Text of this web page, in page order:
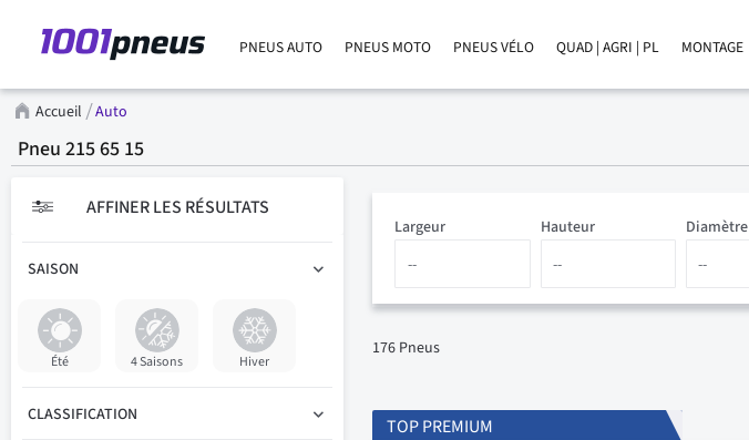
PNEUS AUTO PNEUS MOTO PNEUS VÉLO QUAD | AGRI | PL MONTAGE
Accueil Auto
Pneu 215 65 15
Diamètre
Hauteur
Largeur
176 Pneus
TOP PREMIUM
AFFINER LES RÉSULTATS
SAISON
Été 4 Saisons Hiver
CLASSIFICATION